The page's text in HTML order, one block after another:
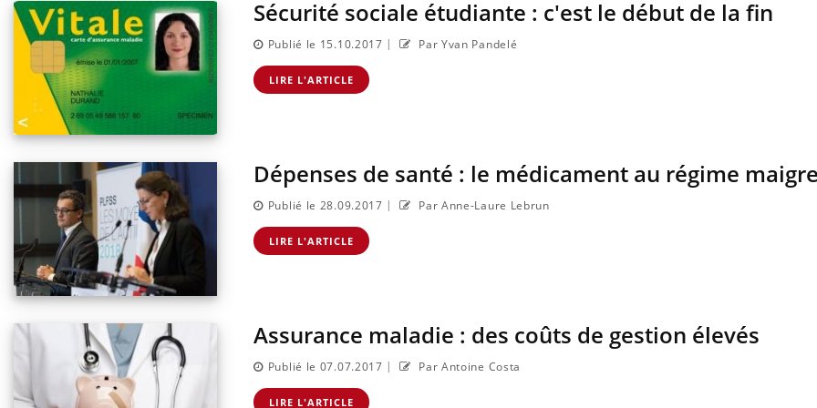
Sécurité sociale étudiante : c'est le début de la fin
Publié le 15.10.2017 | Par Yvan Pandelé
LIRE L'ARTICLE
Dépenses de santé : le médicament au régime maigre
Publié le 28.09.2017 | Par Anne-Laure Lebrun
LIRE L'ARTICLE
Assurance maladie : des coûts de gestion élevés
Publié le 07.07.2017 | Par Antoine Costa
LIRE L'ARTICLE
Toujours connectés :
Cancer colorectal : une
stratégie simple aurait
Cytomégalovirus : ce qui
change dans la prise en
enceintes